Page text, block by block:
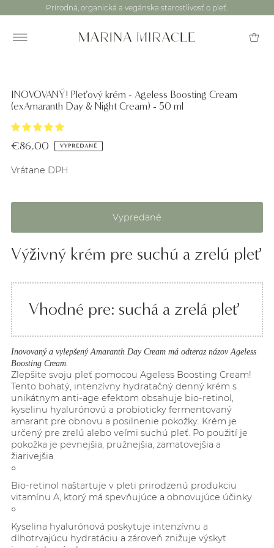
Prírodná, organická a vegánska starostlivosť o pleť.
INOVOVANÝ! Pleťový krém - Ageless Boosting Cream
(exAmaranth Day & Night Cream) - 50 ml
€86,00 VYPREDANÉ
Vrátane DPH
Výživný krém pre suchú a zrelú pleť
Vhodné pre: suchá a zrelá pleť
Inovovaný a vylepšený Amaranth Day Cream má odteraz názov Ageless
Boosting Cream.
Zlepšite svoju pleť pomocou Ageless Boosting Cream!
Tento bohatý, intenzívny hydratačný denný krém s
unikátnym anti-age efektom obsahuje bio-retinol,
kyselinu hyalurónovú a probioticky fermentovaný
amarant pre obnovu a posilnenie pokožky. Krém je
určený pre zrelú alebo veľmi suchú pleť. Po použití je
pokožka je pevnejšia, pružnejšia, zamatovejšia a
žiarivejšia.
○
Bio-retinol naštartuje v pleti prirodzenú produkciu
vitamínu A, ktorý má spevňujúce a obnovujúce účinky.
○
Kyselina hyalurónová poskytuje intenzívnu a
dlhotrvajúcu hydratáciu a zároveň znižuje výskyt